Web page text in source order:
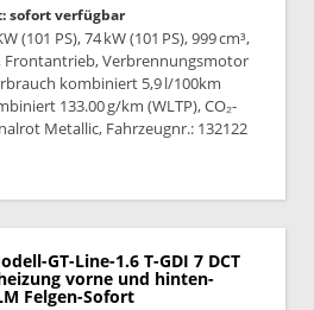
sofort verfügbar
(101 PS), 74 kW (101 PS), 999 cm³,
Frontantrieb, Verbrennungsmotor
kombiniert 5,9 l/100km
133.00 g/km (WLTP), CO₂-
Metallic, Fahrzeugnr.: 132122
drucken
GT-Line-1.6 T-GDI 7 DCT
vorne und hinten-
Felgen-Sofort